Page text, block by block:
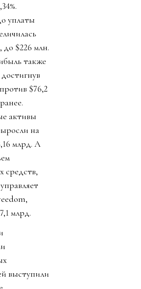
уплаты
до $226 млн.
также
$76,2
активы
на
млрд. А
средств,
млрд.
выступили